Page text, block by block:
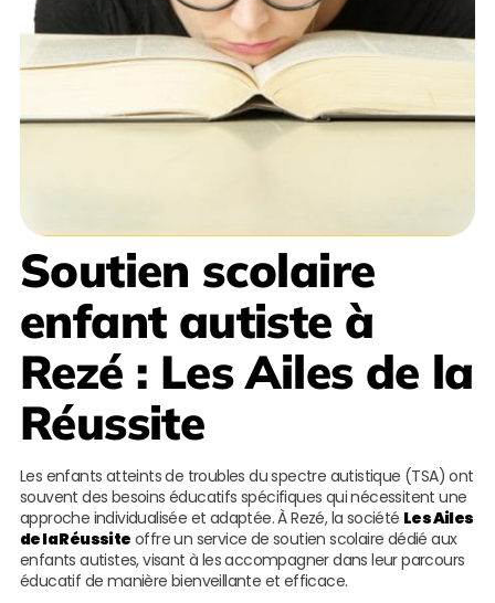
Soutien scolaire
enfant autiste à
Rezé : Les Ailes de la
Réussite
Les enfants atteints de troubles du spectre autistique (TSA) ont
souvent des besoins éducatifs spécifiques qui nécessitent une
approche individualisée et adaptée. À Rezé, la société Les Ailes
de la Réussite offre un service de soutien scolaire dédié aux
enfants autistes, visant à les accompagner dans leur parcours
éducatif de manière bienveillante et efficace.